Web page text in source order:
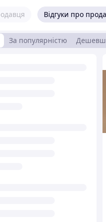
Відгуки про
За популярністю